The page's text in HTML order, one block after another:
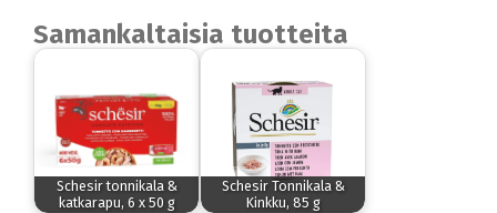
Samankaltaisia tuotteita
Schesir tonnikala &
katkarapu, 6 x 50 g
Schesir Tonnikala &
Kinkku, 85 g